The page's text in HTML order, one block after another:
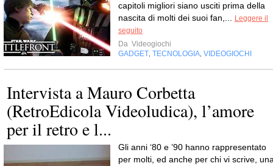
capitoli migliori siano usciti prima della
nascita di molti dei suoi fan,...
Leggere il
seguito
Da Videogiochi
GADGET TECNOLOGIA VIDEOGIOCHI
Intervista a Mauro Corbetta
(RetroEdicola Videoludica), l’amore
per il retro e l...
Gli anni ‘80 e ’90 hanno rappresentato
per molti, ed anche per chi vi scrive,